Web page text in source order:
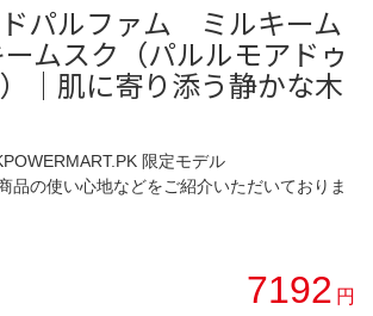
パルファム ミルキーム
ムスク（パルルモアドゥ
｜肌に寄り添う静かな木
限定モデル
品の使い心地などをご紹介いただいておりま
7192 円